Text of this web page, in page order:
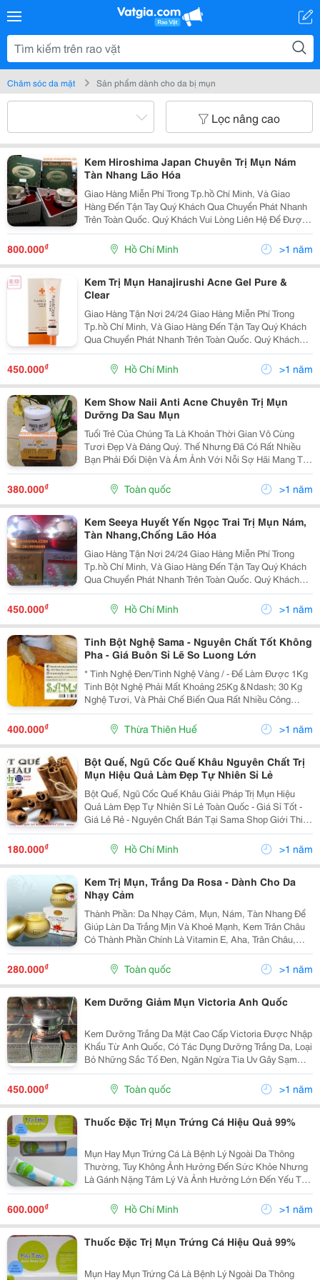
Chăm sóc da mặt Sản phẩm dành cho da bị mụn
Lọc nâng cao
Kem Hiroshima Japan Chuyên Trị Mụn Nám
Tàn Nhang Lão Hóa
Giao Hàng Miễn Phí Trong Tp.hồ Chí Minh, Và Giao
Hàng Đến Tận Tay Quý Khách Qua Chuyển Phát Nhanh
Trên Toàn Quốc. Quý Khách Vui Lòng Liên Hệ Để Được
Tư Vấn Và Báo Giá Tốt Nhất! Xin Chân Thành Cảm Ơn!
...............................O0O....
800.000₫ Hồ Chí Minh >1 năm
Kem Trị Mụn Hanajirushi Acne Gel Pure &
Clear
Giao Hàng Tận Nơi 24/24 Giao Hàng Miễn Phí Trong
Tp.hồ Chí Minh, Và Giao Hàng Đến Tận Tay Quý Khách
Qua Chuyển Phát Nhanh Trên Toàn Quốc. Quý Khách
Vui Lòng Liên Hệ Để Được Tư Vấn Và Báo Giá Tốt
Nhất! Xin Chân Thành Cảm Ơn! Liên Hệ Tp.
450.000₫ Hồ Chí Minh >1 năm
Kem Show Naii Anti Acne Chuyên Trị Mụn
Dưỡng Da Sau Mụn
Tuổi Trẻ Của Chúng Ta Là Khoản Thời Gian Vô Cùng
Tươi Đẹp Và Đáng Quý. Thế Nhưng Đã Có Rất Nhiều
Bạn Phải Đối Diện Và Ám Ảnh Với Nỗi Sợ Hãi Mang Tên
&Ldquo;Mụn&Rdquo; Suốt Cả Khoảng Thời Gian Đó.
Nỗi Khát Khao Lớn Nhất Của Các Bạn Chính Là Có Một
380.000₫ Toàn quốc >1 năm
Kem Seeya Huyết Yến Ngọc Trai Trị Mụn Nám,
Tàn Nhang,Chống Lão Hóa
Giao Hàng Tận Nơi 24/24 Giao Hàng Miễn Phí Trong
Tp.hồ Chí Minh, Và Giao Hàng Đến Tận Tay Quý Khách
Qua Chuyển Phát Nhanh Trên Toàn Quốc. Quý Khách
Vui Lòng Liên Hệ Để Được Tư Vấn Và Báo Giá Tốt
450.000₫ Hồ Chí Minh >1 năm
Tinh Bột Nghệ Sama - Nguyên Chất Tốt Không
Pha - Giá Buôn Sỉ Lẽ So Luong Lớn
* Tinh Nghệ Đen/Tinh Nghệ Vàng / - Để Làm Được 1Kg
Tinh Bột Nghệ Phải Mất Khoảng 25Kg &Ndash; 30 Kg
Nghệ Tươi, Và Phải Chế Biến Qua Rất Nhiều Công
Đoạn Sàng, Lọc Đi Những Chất Tạp, Xơ, Tách Bớt Tinh
Dầu Trong Củ Nghệ. Vì Vậy Tinh Bột Nghệ Ko Có Mùi H
400.000₫ Thừa Thiên Huế >1 năm
Bột Quế, Ngũ Cốc Quế Khâu Nguyên Chất Trị
Mụn Hiệu Quả Làm Đẹp Tự Nhiên Sỉ Lẻ
Bột Quế, Ngũ Cốc Quế Khâu Giải Pháp Trị Mụn Hiệu
Quả Làm Đẹp Tự Nhiên Sỉ Lẻ Toàn Quốc - Giá Sỉ Tốt -
Giá Lẻ Rẻ - Nguyên Chất Bán Tại Sama Shop Giới Thiệu
Về Sản Phẩm Bột Quế Công Dụng Làm Đẹp Thần Kỳ
Bột Quế
180.000₫ Hồ Chí Minh >1 năm
Kem Trị Mụn, Trắng Da Rosa - Dành Cho Da
Nhạy Cảm
Thành Phần: Da Nhạy Cảm, Mụn, Nám, Tàn Nhang Để
Giúp Làn Da Trắng Mịn Và Khoẻ Mạnh, Kem Trân Châu
Có Thành Phần Chính Là Vitamin E, Aha, Trân Châu,
Cây Lô Hội Tự Nhiên, Dầu Chồi Cây Lúa Mì, Chất Của
Cây Cảm Thảo. * Công Dụng: Từ Đó, Sản Phẩm Này
280.000₫ Toàn quốc >1 năm
Kem Dưỡng Giảm Mụn Victoria Anh Quốc
Kem Dưỡng Trắng Da Mặt Cao Cấp Victoria Được Nhập
Khẩu Từ Anh Quốc, Có Tác Dụng Dưỡng Trắng Da, Loại
Bỏ Những Sắc Tố Đen, Ngăn Ngừa Tia Uv Gây Sạm
Nám Da, Ngoài Ra Còn Chống Nắng Hiệu Quả Rất Cao,
Làm Phai Vết Nám Mờ Tàn Nhang Đặc Trị Mụn, Ngăn
450.000₫ Toàn quốc >1 năm
Thuốc Đặc Trị Mụn Trứng Cá Hiệu Quả 99%
Mụn Hay Mụn Trứng Cá Là Bệnh Lý Ngoài Da Thông
Thường, Tuy Không Ảnh Hưởng Đến Sức Khỏe Nhưng
Là Gánh Nặng Tâm Lý Và Ảnh Hưởng Lớn Đến Yếu Tố
Thẩm Mỹ. Đặc Biệt Mụn Trứng Cá Nếu Không Điều Trị
Đúng Cách Và Kịp Thời Có Thể Để Lại Sẹo Vĩnh Viễn. T
600.000₫ Hồ Chí Minh >1 năm
Thuốc Đặc Trị Mụn Trứng Cá Hiệu Quả 99%
Mụn Hay Mụn Trứng Cá Là Bệnh Lý Ngoài Da Thông